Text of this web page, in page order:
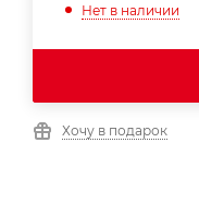
Нет в наличии
Хочу в подарок